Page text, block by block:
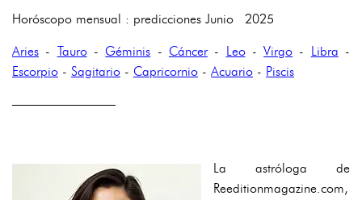
Horóscopo mensual : predicciones Junio 2025
Aries - Tauro- Géminis - Cáncer- Leo-Virgo - Libra -
Escorpio - Sagitario - Capricornio - Acuario - Piscis
————————
La astróloga de
Reeditionmagazine.com,